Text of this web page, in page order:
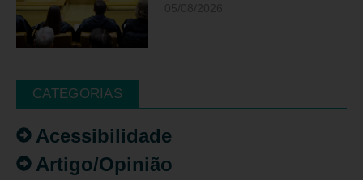
CATEGORIAS
Acessibilidade
Artigo/Opinião